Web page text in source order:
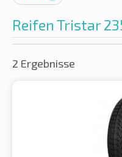
Reifen Tristar
2 Ergebnisse